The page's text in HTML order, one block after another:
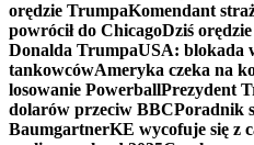
orędzie TrumpaKomendant
powrócił do ChicagoDziś
Donalda TrumpaUSA: blokada
tankowcówAmeryka czeka na
losowanie PowerballPrezydent
dolarów przeciw BBCPoradnik
BaumgartnerKE wycofuje się z